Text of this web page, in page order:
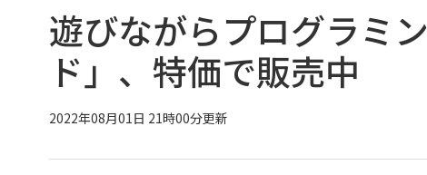
遊びながらプログラミ
ド」、特価で販売中
2022年08月01日 21時00分更新